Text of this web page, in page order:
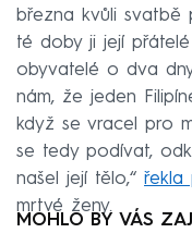
března kvůli svatbě
té doby ji její
obyvatelé o dva
nám, že jeden
když se vracel pro
se tedy podívat,
našel její tělo,“ řekla
mrtvé ženy.
MOHLO BY VÁS